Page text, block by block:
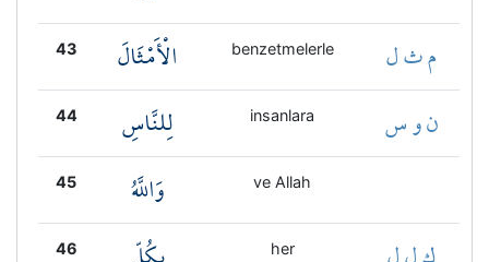
43 الْأَمْثَالَ benzetmelerle م ث ل
44 لِلنَّاسِ insanlara ن و س
45 وَاللَّهُ ve Allah
46 her